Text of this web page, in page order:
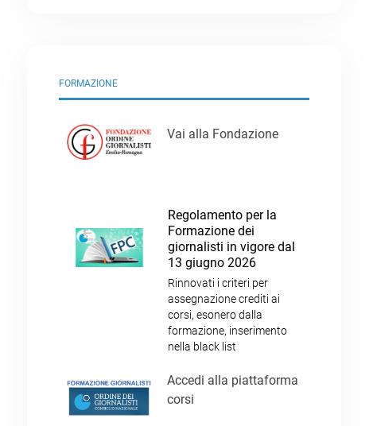
FORMAZIONE
Vai alla Fondazione
Regolamento per la
Formazione dei
giornalisti in vigore dal
13 giugno 2026
Rinnovati i criteri per
assegnazione crediti ai
corsi, esonero dalla
formazione, inserimento
nella black list
Accedi alla piattaforma
corsi